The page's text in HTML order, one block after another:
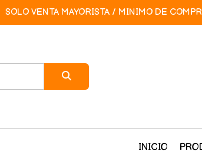
SOLO VENTA MAYORISTA / MINIMO DE
INICIO